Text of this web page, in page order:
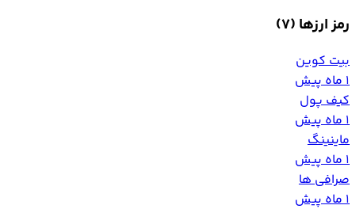
رمز ارزها (7)
بیت کوین
1 ماه پیش
کیف پول
1 ماه پیش
ماینینگ
1 ماه پیش
صرافی ها
1 ماه پیش